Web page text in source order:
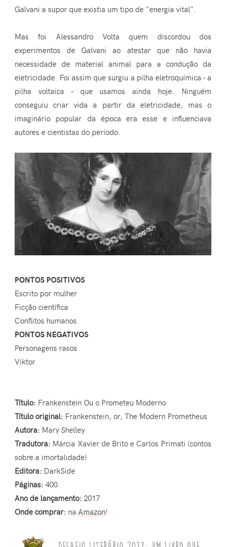
Galvani a supor que existia um tipo de "energia vital".
Mas foi Alessandro Volta quem discordou dos
experimentos de Galvani ao atestar que não havia
necessidade de material animal para a condução da
eletricidade. Foi assim que surgiu a pilha eletroquímica - a
pilha voltaica - que usamos ainda hoje. Ninguém
conseguiu criar vida a partir da eletricidade, mas o
imaginário popular da época era esse e influenciava
autores e cientistas do período.
PONTOS POSITIVOS
Escrito por mulher
Ficção científica
Conflitos humanos
PONTOS NEGATIVOS
Personagens rasos
Viktor
Título: Frankenstein Ou o Prometeu Moderno
Título original: Frankenstein, or, The Modern Prometheus
Autora: Mary Shelley
Tradutora: Márcia Xavier de Brito e Carlos Primati (contos
sobre a imortalidade)
Editora: DarkSide
Páginas: 400
Ano de lançamento: 2017
Onde comprar: naAmazon!